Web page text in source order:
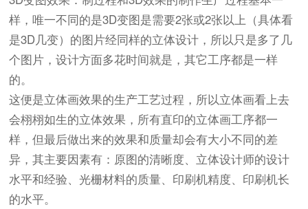
样，唯一不同的是3D变图是需要2张或2张以上（具体看
是3D几变）的图片经同样的立体设计，所以只是多了几
个图片，设计方面多花时间就是，其它工序都是一样
的。
这便是立体画效果的生产工艺过程，所以立体画看上去
会栩栩如生的立体效果，所有直印的立体画工序都一
样，但最后做出来的效果和质量却会有大小不同的差
异，其主要因素有：原图的清晰度、立体设计师的设计
水平和经验、光栅材料的质量、印刷机精度、印刷机长
的水平。